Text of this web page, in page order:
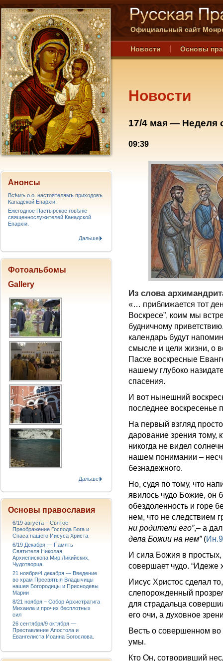
Официальный сайт
Новости Основы
Новости
17/4 мая — Неделя
09:39
Из слова
«… приближается тот
Воскресе”, коим мы
будничному
календарь будут
смысле и цели жизни, о
Пасхе воскресные
нашему глубоко
спасения.
И вот нынешний
последнее воскресенье
На первый взгляд
дарование зрения тому,
никогда не видел
нашем понимании –
безнадежного.
Но, судя по тому, что
явилось чудо Божие, он
обездоленность и горе
нем, что не следствием
ни родители его”,– а
дела Божии на нем”(
И сила Божия в
совершает чудо. “Идеже
Иисус Христос сделал
слепорожденный
для страдальца
его очи, а духовное
Весть о совершенном во
умы.
Кто Он, сотворивший
Анонсы
Всѣмъ о.о. настоятелямъ приходовъ
Канадской Епархiи.
Ежегодное Пастырское говѣніе
священнослужителей Канадской
Епархіи.
Дальше
Фотоальбомы
Gallery
Дальше
Основы православия
6/19 августа – Святое
Преображение Господа Бога и
Спаса нашего Иисуса Христа.
6/19 Декабря — Память
Святителя Николая,
Архиепископа Мир Ликийских,
Чудотворца.
21 ноября/4 декабря — Введение
во храм Пресвятыя Владычицы
нашея Богородицы и Приснодевы
Марии
8/21 ноября – Собор Архистратига
Михаила и прочих бесплотных
сил
26 сентября/9 октября —
Преставление Апостола и
Евангелиста Иоанна Богослова.